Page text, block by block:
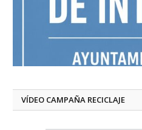
VÍDEO CAMPAÑA RECICLAJE